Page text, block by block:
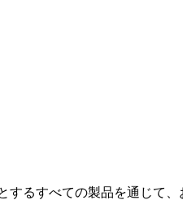
るすべての製品を通じて